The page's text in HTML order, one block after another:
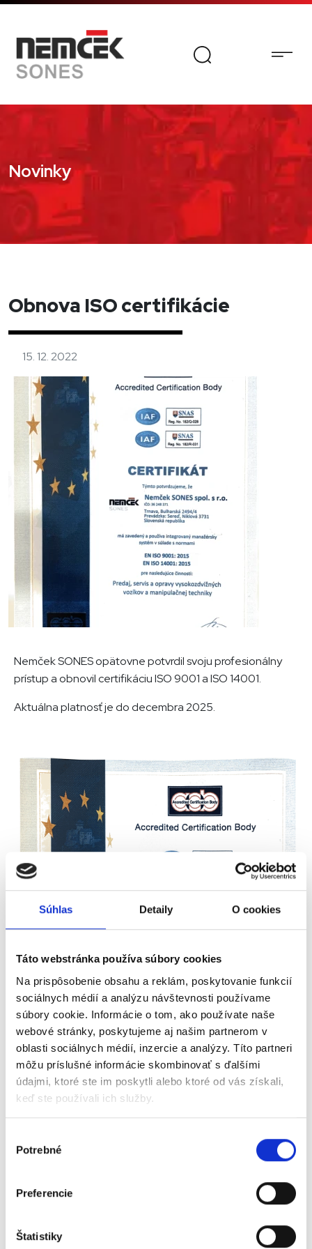
Súhlas Detaily O cookies
Táto webstránka používa súbory cookies
Na prispôsobenie obsahu a reklám, poskytovanie funkcií
sociálnych médií a analýzu návštevnosti používame
súbory cookie. Informácie o tom, ako používate naše
webové stránky, poskytujeme aj našim partnerom v
oblasti sociálnych médií, inzercie a analýzy. Títo partneri
môžu príslušné informácie skombinovať s ďalšími
údajmi, ktoré ste im poskytli alebo ktoré od vás získali,
keď ste používali ich služby.
súhlasu
Potrebné
Preferencie
Štatistiky
Novinky
Obnova ISO certifikácie
15. 12. 2022
Nemček SONES opätovne potvrdil svoju profesionálny
prístup a obnovil certifikáciu ISO 9001 a ISO 14001.
Aktuálna platnosť je do decembra 2025.